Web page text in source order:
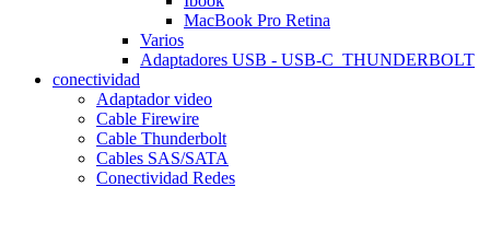
MacBook Pro Retina
Varios
Adaptadores USB - USB-C_THUNDERBOLT
conectividad
Adaptador video
Cable Firewire
Cable Thunderbolt
Cables SAS/SATA
Conectividad Redes